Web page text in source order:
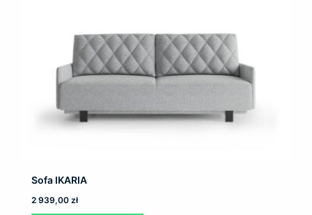
Sofa IKARIA
2 939,00 zł